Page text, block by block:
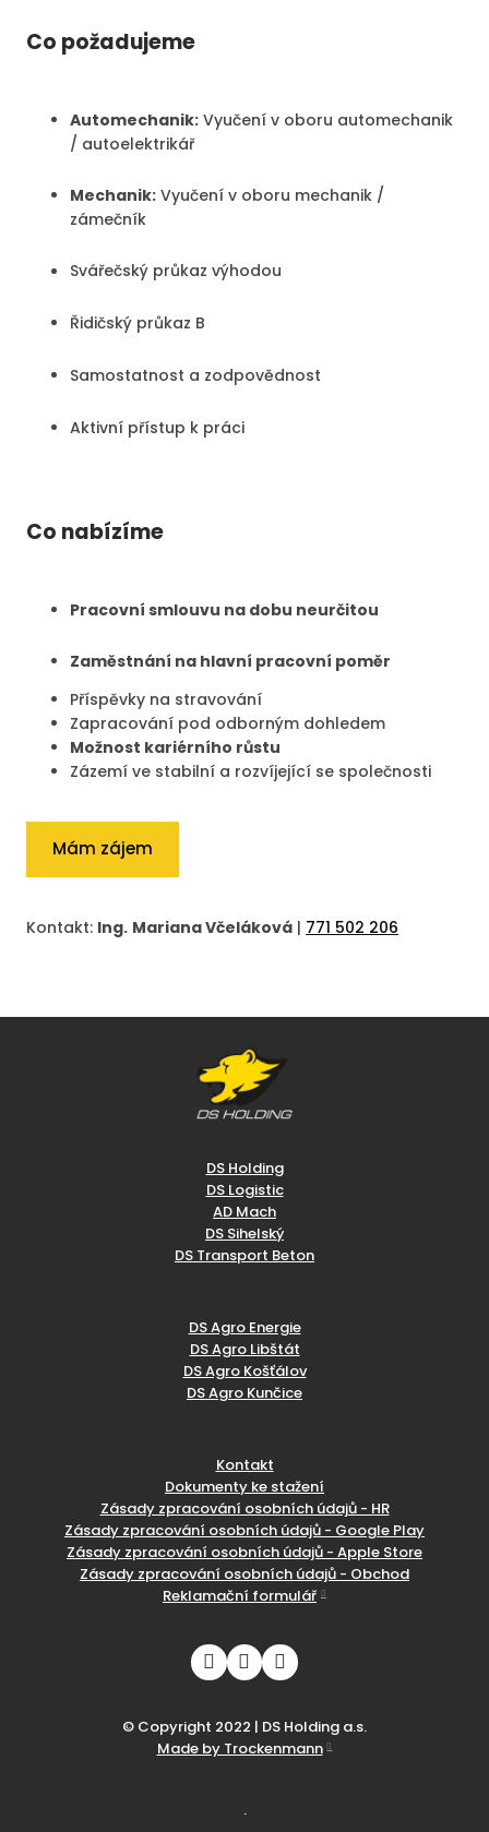
Co požadujeme
Automechanik: Vyučení v oboru automechanik
/ autoelektrikář
Mechanik: Vyučení v oboru mechanik /
zámečník
Svářečský průkaz výhodou
Řidičský průkaz B
Samostatnost a zodpovědnost
Aktivní přístup k práci
Co nabízíme
Pracovní smlouvu na dobu neurčitou
Zaměstnání na hlavní pracovní poměr
Příspěvky na stravování
Zapracování pod odborným dohledem
Možnost kariérního růstu
Zázemí ve stabilní a rozvíjející se společnosti
Mám zájem
Kontakt: Ing. Mariana Včeláková | 771 502 206
DS Holding
DS Logistic
AD Mach
DS Sihelský
DS Transport Beton
DS Agro Energie
DS Agro Libštát
DS Agro Košťálov
DS Agro Kunčice
Kontakt
Dokumenty ke stažení
Zásady zpracování osobních údajů - HR
Zásady zpracování osobních údajů - Google Play
Zásady zpracování osobních údajů - Apple Store
Zásady zpracování osobních údajů - Obchod
Reklamační formulář
© Copyright 2022 | DS Holding a.s.
Made by Trockenmann
.